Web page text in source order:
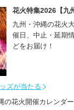
花火特集2026【九
九州・沖縄の花火
催日、中止・延期
どをお届け！
ズが当たる
の花火開催カレンダー